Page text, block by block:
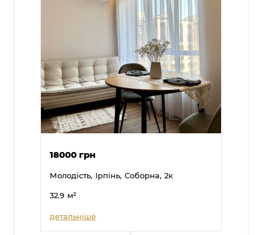
18000 грн
Молодість, Ірпінь, Соборна, 2к
32.9 м²
детальніше